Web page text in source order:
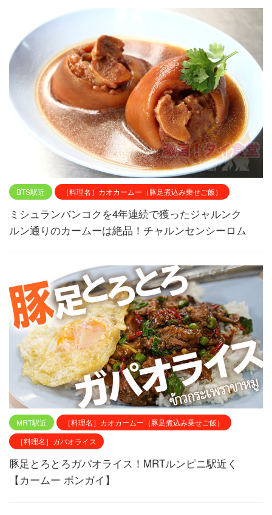
BTS駅近 ［料理名］カオカームー（豚足煮込み乗せご飯）
ミシュランバンコクを4年連続で獲ったジャルンク
ルン通りのカームーは絶品！チャルンセンシーロム
MRT駅近
［料理名］カオカームー（豚足煮込み乗せご飯）
［料理名］ガパオライス
豚足とろとろガパオライス！MRTルンピニ駅近く
【カームー ボンガイ】